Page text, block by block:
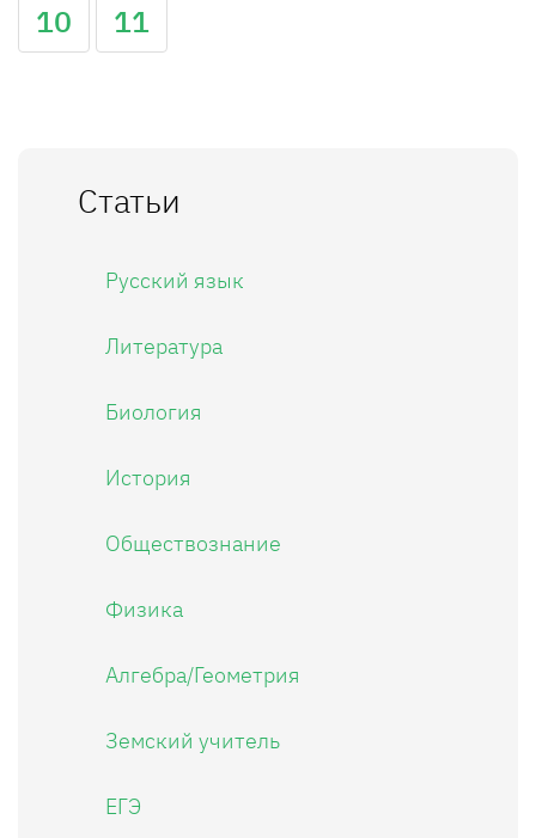
10
11
Статьи
Русский язык
Литература
Биология
История
Обществознание
Физика
Алгебра/Геометрия
Земский учитель
ЕГЭ